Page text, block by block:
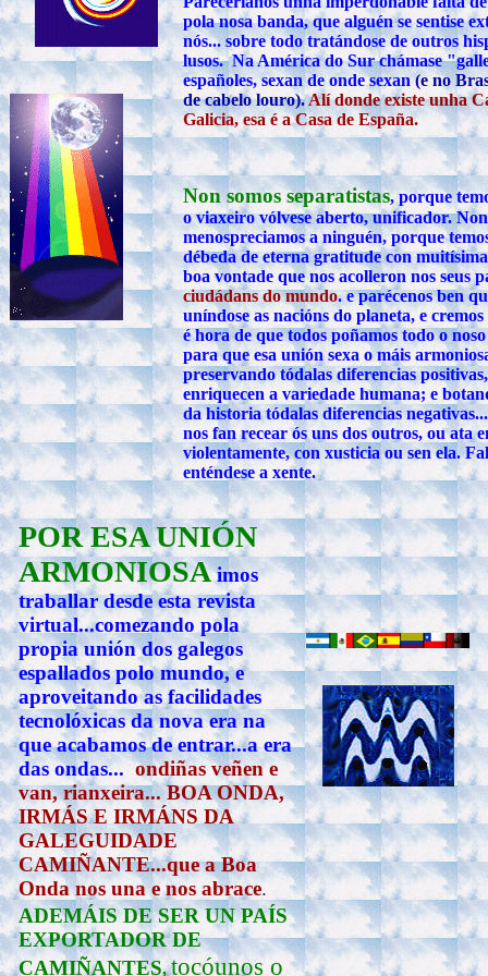
pola nosa banda, que alguén se sentise
nós... sobre todo tratándose de outros
lusos. Na América do Sur chámase
españoles, sexan de onde sexan(e no
de cabelo louro).Alí donde existe unha
Galicia, esa é a Casa de España.
Non somos separatistas, porque
o viaxeiro vólvese aberto, unificador. Non
menospreciamos a ninguén, porque
débeda de eterna gratitude con
boa vontade que nos acolleron nos seus
ciudádans do mundo. e parécenos ben
uníndose as nacións do planeta, e
é hora de que todos poñamos todo o
para que esa unión sexa o máis
preservando tódalas diferencias
enriquecen a variedade humana; e
da historia tódalas diferencias
nos fan recear ós uns dos outros, ou ata
violentamente, con xusticia ou sen ela.
enténdese a xente.
POR ESA UNIÓN
ARMONIOSAimos
traballar desde esta revista
virtual...comezando pola
propia unión dos galegos
espallados polo mundo, e
aproveitando as facilidades
tecnolóxicas da nova era na
que acabamos de entrar...a era
das ondas... ondiñas veñen e
van, rianxeira... BOA ONDA,
IRMÁS E IRMÁNS DA
GALEGUIDADE
CAMIÑANTE...que a Boa
Onda nos una e nos abrace.
ADEMÁIS DE SER UN PAÍS
EXPORTADOR DE
CAMIÑANTES,tocóunos o